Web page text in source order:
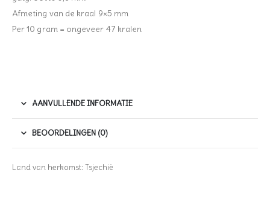
Afmeting van de kraal 9×5 mm
Per 10 gram = ongeveer 47 kralen
AANVULLENDE INFORMATIE
BEOORDELINGEN (0)
Land van herkomst: Tsjechië